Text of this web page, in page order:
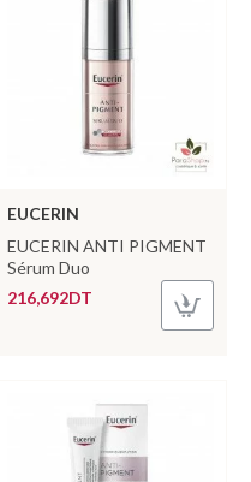
EUCERIN
EUCERIN ANTI PIGMENT
Sérum Duo
216,692DT